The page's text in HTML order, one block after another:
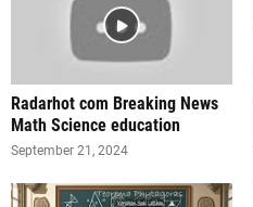
Radarhot com Breaking News
Math Science education
September 21, 2024